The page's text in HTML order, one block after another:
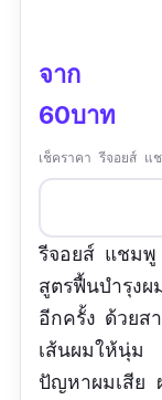
จาก
60บาท
เช็คราคา รีจอยส์
รีจอยส์ แชม
สูตรฟื้นบำรุง
อีกครั้ง ด้วยส
เส้นผมให้นุ่
ปัญหาผมเสีย